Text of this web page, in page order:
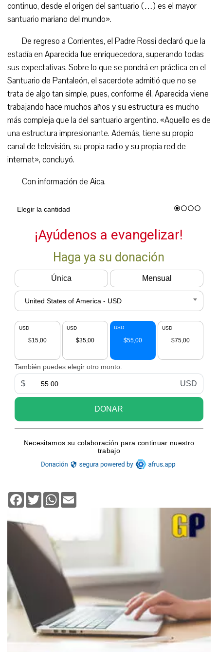
continuo, desde el origen del santuario (…) es el mayor
santuario mariano del mundo».
De regreso a Corrientes, el Padre Rossi declaró que la
estadía en Aparecida fue enriquecedora, superando todas
sus expectativas. Sobre lo que se pondrá en práctica en el
Santuario de Pantaleón, el sacerdote admitió que no se
trata de algo tan simple, pues, conforme él, Aparecida viene
trabajando hace muchos años y su estructura es mucho
más compleja que la del santuario argentino. «Aquello es de
una estructura impresionante. Además, tiene su propio
canal de televisión, su propia radio y su propia red de
internet», concluyó.
Con información de Aica.
Facebook
TwitterWhatsApp